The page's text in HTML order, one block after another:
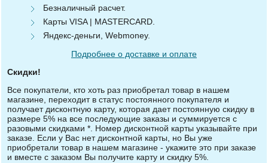
Безналичный расчет.
Карты VISA | MASTERCARD.
Яндекс-деньги, Webmoney.
Подробнее о доставке и оплате
Скидки!
Все покупатели, кто хоть раз приобретал товар в нашем
магазине, переходит в статус постоянного покупателя и
получает дисконтную карту, которая дает постоянную скидку в
размере 5% на все последующие заказы и суммируется с
разовыми скидками *. Номер дисконтной карты указывайте при
заказе. Если у Вас нет дисконтной карты, но Вы уже
приобретали товар в нашем магазине - укажите это при заказе
и вместе с заказом Вы получите карту и скидку 5%.